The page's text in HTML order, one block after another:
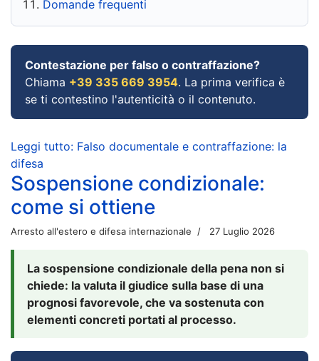
Domande frequenti
Contestazione per falso o contraffazione?
Chiama +39 335 669 3954. La prima verifica è
se ti contestino l'autenticità o il contenuto.
Leggi tutto: Falso documentale e contraffazione: la
difesa
Sospensione condizionale:
come si ottiene
Arresto all'estero e difesa internazionale 27 Luglio 2026
La sospensione condizionale della pena non si
chiede: la valuta il giudice sulla base di una
prognosi favorevole, che va sostenuta con
elementi concreti portati al processo.